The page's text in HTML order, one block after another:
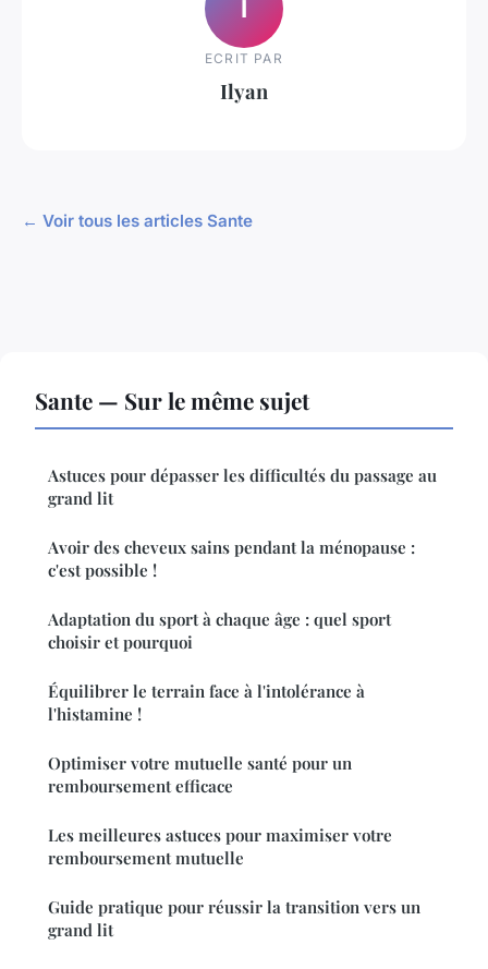
I
ECRIT PAR
Ilyan
← Voir tous les articles Sante
Sante — Sur le même sujet
Astuces pour dépasser les difficultés du passage au
grand lit
Avoir des cheveux sains pendant la ménopause :
c'est possible !
Adaptation du sport à chaque âge : quel sport
choisir et pourquoi
Équilibrer le terrain face à l'intolérance à
l'histamine !
Optimiser votre mutuelle santé pour un
remboursement efficace
Les meilleures astuces pour maximiser votre
remboursement mutuelle
Guide pratique pour réussir la transition vers un
grand lit